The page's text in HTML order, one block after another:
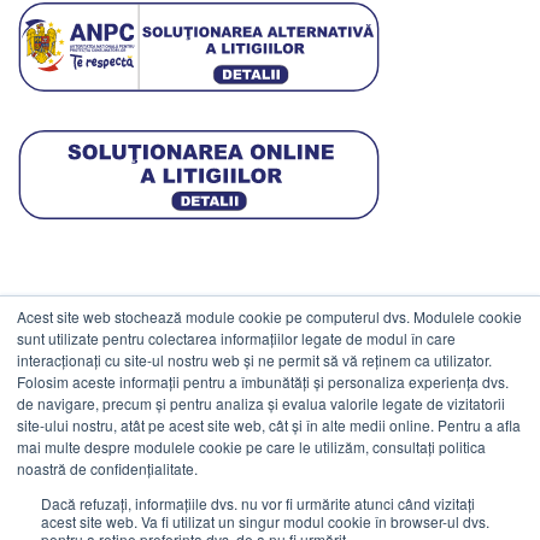
Acest site web stochează module cookie pe computerul dvs. Modulele cookie
sunt utilizate pentru colectarea informațiilor legate de modul în care
interacționați cu site-ul nostru web și ne permit să vă reținem ca utilizator.
Folosim aceste informații pentru a îmbunătăți și personaliza experiența dvs.
de navigare, precum și pentru analiza și evalua valorile legate de vizitatorii
site-ului nostru, atât pe acest site web, cât și în alte medii online. Pentru a afla
mai multe despre modulele cookie pe care le utilizăm, consultați politica
noastră de confidențialitate.
Dacă refuzați, informațiile dvs. nu vor fi urmărite atunci când vizitați
acest site web. Va fi utilizat un singur modul cookie în browser-ul dvs.
DATE COMERCIALE
ESTICO S.R.L.
CIF: RO1094402.
Reg.Com: J08/469/1991.